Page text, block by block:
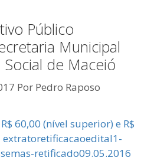
Público
Municipal
de Maceió
Por Pedro Raposo
60,00 (nível superior) e R$
retificado09.05.2016